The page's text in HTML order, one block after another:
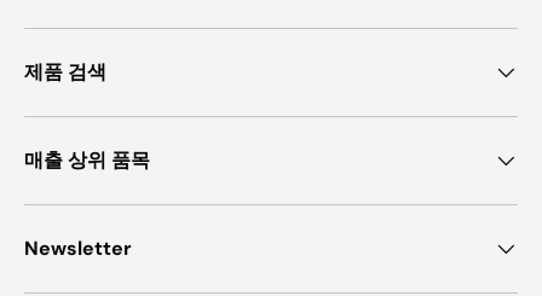
제품 검색
매출 상위 품목
Newsletter